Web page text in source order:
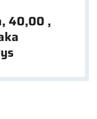
40,00 ,